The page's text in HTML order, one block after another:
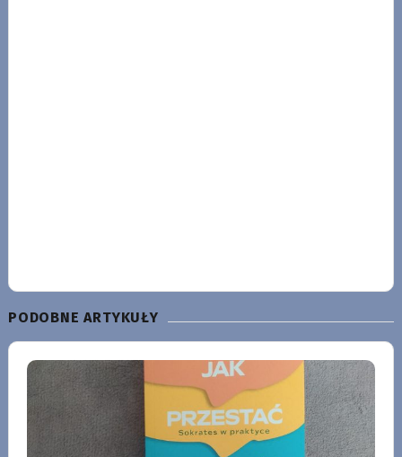
PODOBNE ARTYKUŁY